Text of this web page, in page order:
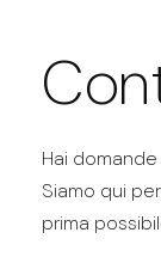
Hai
Siamo qui
prima